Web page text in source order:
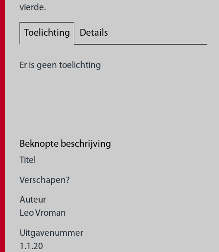
vierde.
Toelichting Details
Er is geen toelichting
Beknopte beschrijving
Titel
Verschapen?
Auteur
Leo Vroman
Uitgavenummer
1.1.20